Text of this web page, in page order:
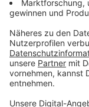
6 bis 22 Uhr
Länder am
wichtigen